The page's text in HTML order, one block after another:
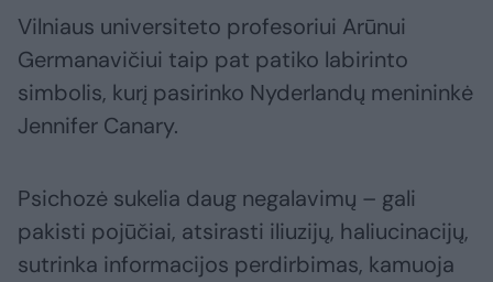
Vilniaus universiteto profesoriui Arūnui
Germanavičiui taip pat patiko labirinto
simbolis, kurį pasirinko Nyderlandų menininkė
Jennifer Canary.
Psichozė sukelia daug negalavimų – gali
pakisti pojūčiai, atsirasti iliuzijų, haliucinacijų,
sutrinka informacijos perdirbimas, kamuoja